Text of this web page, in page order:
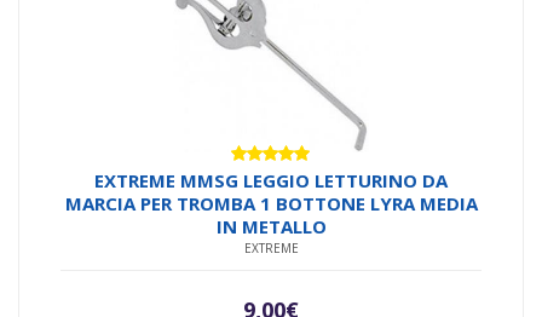
Valutato
5.00 su 5
EXTREME MMSG LEGGIO LETTURINO DA
MARCIA PER TROMBA 1 BOTTONE LYRA MEDIA
IN METALLO
EXTREME
9,00€